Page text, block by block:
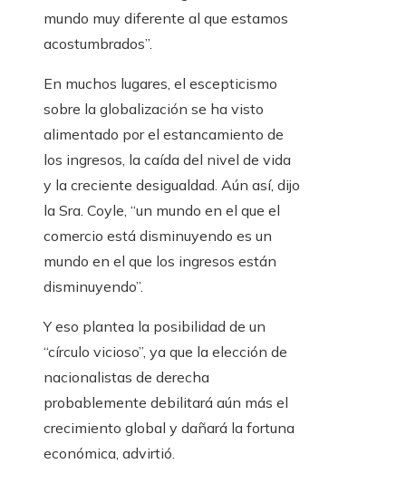
mundo muy diferente al que estamos
acostumbrados”.
En muchos lugares, el escepticismo
sobre la globalización se ha visto
alimentado por el estancamiento de
los ingresos, la caída del nivel de vida
y la creciente desigualdad. Aún así, dijo
la Sra. Coyle, “un mundo en el que el
comercio está disminuyendo es un
mundo en el que los ingresos están
disminuyendo”.
Y eso plantea la posibilidad de un
“círculo vicioso”, ya que la elección de
nacionalistas de derecha
probablemente debilitará aún más el
crecimiento global y dañará la fortuna
económica, advirtió.